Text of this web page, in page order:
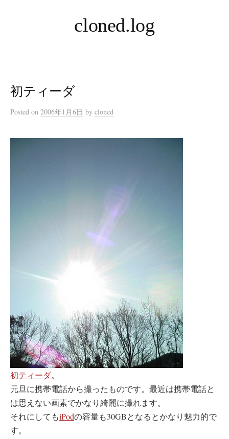
ス
ッ
cloned.log
初ティーダ
Posted on 2006年1月6日 by cloned
初ティーダ。
元旦に携帯電話から撮ったものです。最近は携帯電話と
は思えない画素でかなり綺麗に撮れます。
それにしてもiPodの容量も30GBとなるとかなり魅力的で
す。